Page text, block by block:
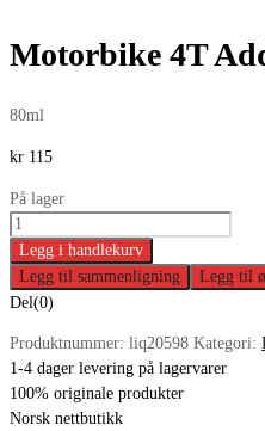
Motorbike 4T
80ml
kr 115
På lager
Legg i handlekurv
Legg til sammenligning
Legg til
Del(0)
Produktnummer: liq20598 Kategori:
1-4 dager levering på lagervarer
100% originale produkter
Norsk nettbutikk